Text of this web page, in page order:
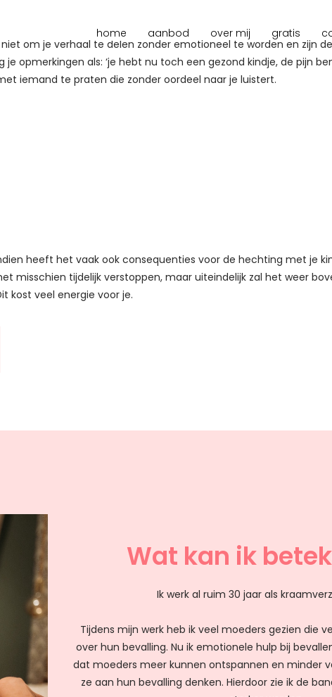
home aanbod over mij gratis
om je verhaal te delen zonder emotioneel te worden en zijn
opmerkingen als: ‘je hebt nu toch een gezond kindje, de pijn
iemand te praten die zonder oordeel naar je luistert.
heeft het vaak ook consequenties voor de hechting met je
misschien tijdelijk verstoppen, maar uiteindelijk zal het weer
kost veel energie voor je.
Wat kan ik
Ik werk al ruim 30 jaar als
Tijdens mijn werk heb ik veel moeders gezien die
over hun bevalling. Nu ik emotionele hulp bij
dat moeders meer kunnen ontspannen en minder
ze aan hun bevalling denken. Hierdoor zie ik de